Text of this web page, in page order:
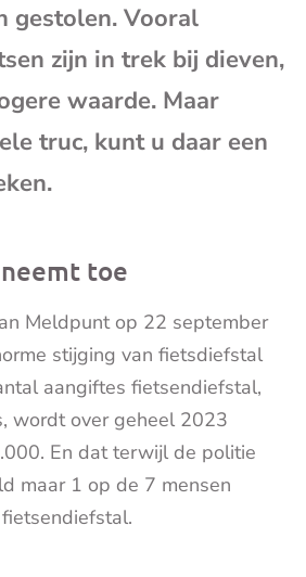
gestolen. Vooral
zijn in trek bij dieven,
waarde. Maar
truc, kunt u daar een
toe
Meldpunt op 22 september
stijging van fietsdiefstal
aangiftes fietsendiefstal,
wordt over geheel 2023
En dat terwijl de politie
maar 1 op de 7 mensen